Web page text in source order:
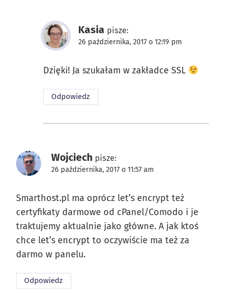
Kasia pisze:
26 października, 2017 o 12:19 pm
Dzięki! Ja szukałam w zakładce SSL
Odpowiedz
Wojciech pisze:
26 października, 2017 o 11:57 am
Smarthost.pl ma oprócz let’s encrypt też
certyfikaty darmowe od cPanel/Comodo i je
traktujemy aktualnie jako główne. A jak ktoś
chce let’s encrypt to oczywiście ma też za
darmo w panelu.
Odpowiedz